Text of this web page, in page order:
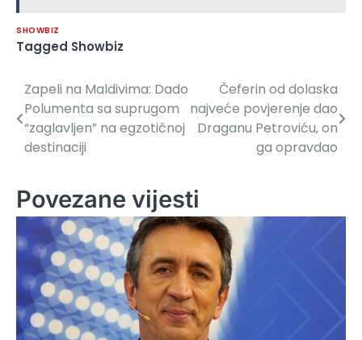
SHOWBIZ
Tagged Showbiz
Navigacija
članaka
Zapeli na Maldivima: Dado
Polumenta sa suprugom
“zaglavljen” na egzotičnoj
destinaciji
Čeferin od dolaska
najveće povjerenje dao
Draganu Petroviću, on
ga opravdao
Povezane vijesti